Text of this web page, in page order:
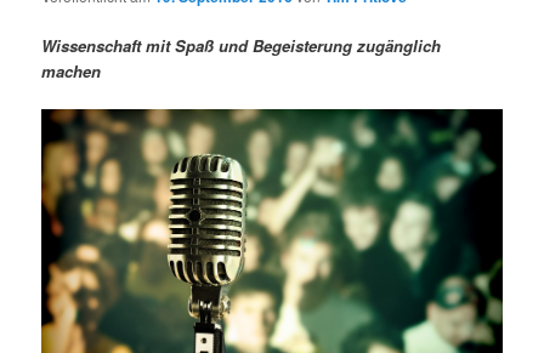
ä
r
e
I
n
n
d
ä
e
n
n
v
i
g
t
i
o
Wissenschaft mit Spaß und Begeisterung zugänglich
machen